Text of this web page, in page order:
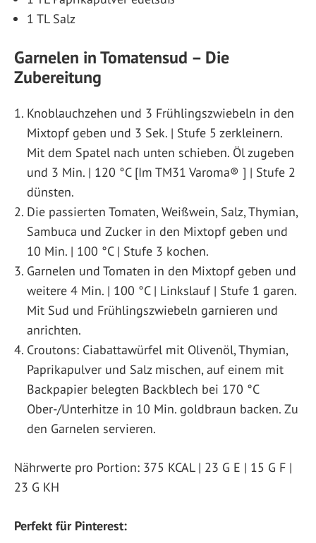
1 TL Salz
Garnelen in Tomatensud – Die
Zubereitung
Knoblauchzehen und 3 Frühlingszwiebeln in den
Mixtopf geben und 3 Sek. | Stufe 5 zerkleinern.
Mit dem Spatel nach unten schieben. Öl zugeben
und 3 Min. | 120 °C [Im TM31 Varoma® ] | Stufe 2
dünsten.
Die passierten Tomaten, Weißwein, Salz, Thymian,
Sambuca und Zucker in den Mixtopf geben und
10 Min. | 100 °C | Stufe 3 kochen.
Garnelen und Tomaten in den Mixtopf geben und
weitere 4 Min. | 100 °C | Linkslauf | Stufe 1 garen.
Mit Sud und Frühlingszwiebeln garnieren und
anrichten.
Croutons: Ciabattawürfel mit Olivenöl, Thymian,
Paprikapulver und Salz mischen, auf einem mit
Backpapier belegten Backblech bei 170 °C
Ober-/Unterhitze in 10 Min. goldbraun backen. Zu
den Garnelen servieren.
Nährwerte pro Portion: 375 KCAL | 23 G E | 15 G F |
23 G KH
Perfekt für Pinterest: